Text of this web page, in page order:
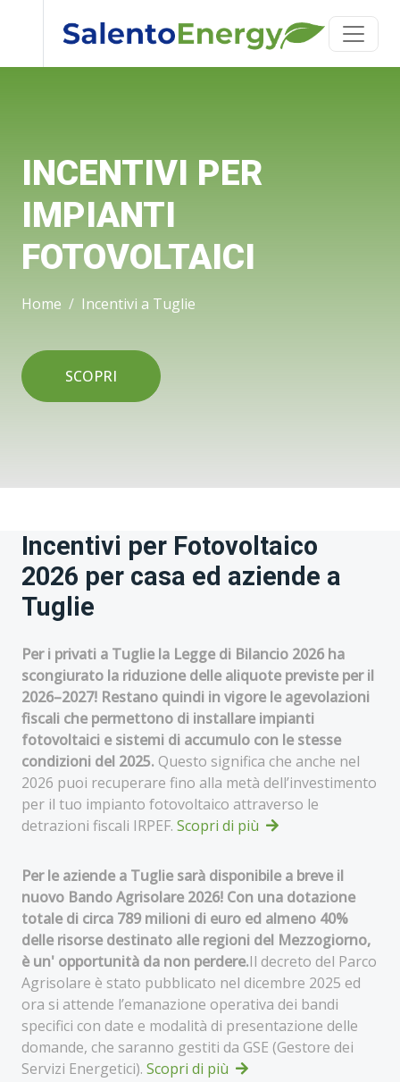
INCENTIVI PER
IMPIANTI
FOTOVOLTAICI
Home Incentivi a Tuglie
SCOPRI
Incentivi per Fotovoltaico
2026 per casa ed aziende a
Tuglie
Per i privati a Tuglie la Legge di Bilancio 2026 ha
scongiurato la riduzione delle aliquote previste per il
2026–2027! Restano quindi in vigore le agevolazioni
fiscali che permettono di installare impianti
fotovoltaici e sistemi di accumulo con le stesse
condizioni del 2025. Questo significa che anche nel
2026 puoi recuperare fino alla metà dell’investimento
per il tuo impianto fotovoltaico attraverso le
detrazioni fiscali IRPEF. Scopri di più
Per le aziende a Tuglie sarà disponibile a breve il
nuovo Bando Agrisolare 2026! Con una dotazione
totale di circa 789 milioni di euro ed almeno 40%
delle risorse destinato alle regioni del Mezzogiorno,
è un' opportunità da non perdere.Il decreto del Parco
Agrisolare è stato pubblicato nel dicembre 2025 ed
ora si attende l’emanazione operativa dei bandi
specifici con date e modalità di presentazione delle
domande, che saranno gestiti da GSE (Gestore dei
Servizi Energetici). Scopri di più